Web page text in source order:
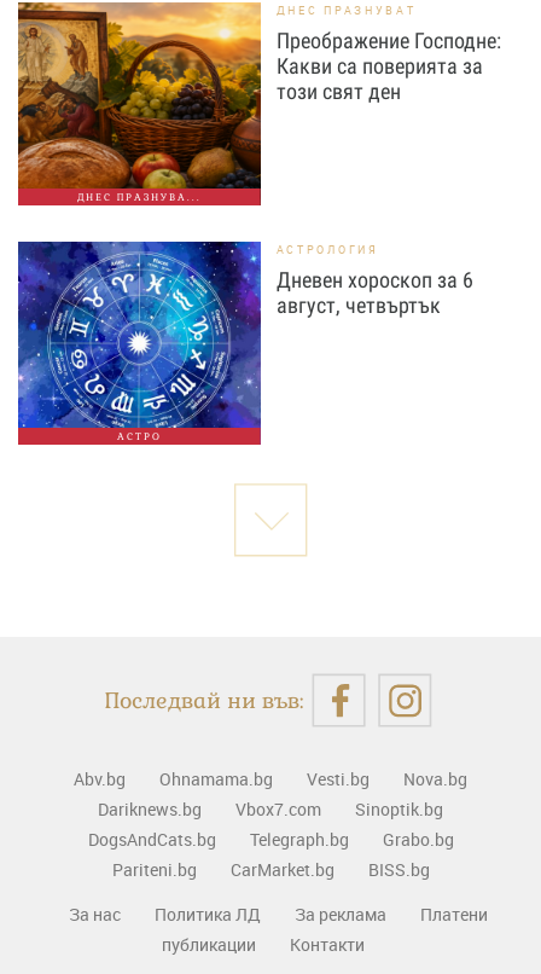
ДНЕС ПРАЗНУВА...
ДНЕС ПРАЗНУВАТ
Преображение Господне:
Какви са поверията за
този свят ден
АСТРО
АСТРОЛОГИЯ
Дневен хороскоп за 6
август, четвъртък
Последвай ни във:
Abv.bg Ohnamama.bg Vesti.bg
Nova.bg
Dariknews.bg
Vbox7.com
Sinoptik.bg
DogsAndCats.bg
Telegraph.bg
Grabo.bg
Pariteni.bg
CarMarket.bg
BISS.bg
За нас
Политика ЛД За реклама
Платени
публикации
Контакти